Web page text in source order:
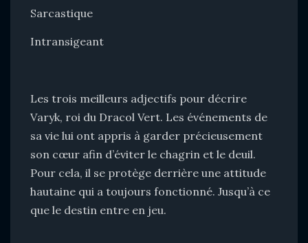
Sarcastique
Intransigeant
Les trois meilleurs adjectifs pour décrire
Varyk, roi du Dracol Vert. Les événements de
sa vie lui ont appris à garder précieusement
son cœur afin d’éviter le chagrin et le deuil.
Pour cela, il se protège derrière une attitude
hautaine qui a toujours fonctionné. Jusqu’à ce
que le destin entre en jeu.